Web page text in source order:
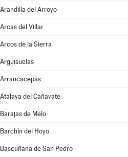
Arandilla del Arroyo
Arcas del Villar
Arcos de la Sierra
Arguisuelas
Arrancacepas
Atalaya del Cañavate
Barajas de Melo
Barchín del Hoyo
Bascuñana de San Pedro